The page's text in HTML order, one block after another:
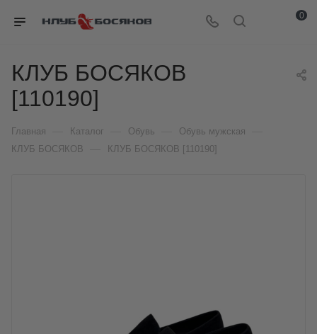
0
КЛУБ БОСЯКОВ
[110190]
Главная Каталог Обувь Обувь мужская
КЛУБ БОСЯКОВ КЛУБ БОСЯКОВ [110190]